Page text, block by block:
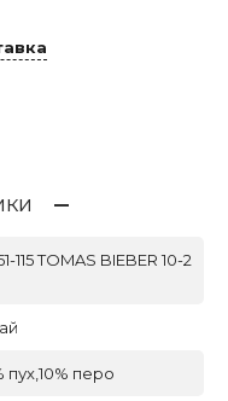
115 TOMAS BIEBER 10-2
пух,10% перо